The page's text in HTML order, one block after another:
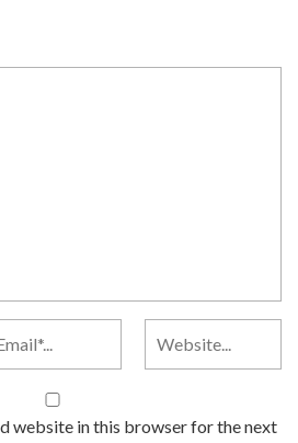
website in this browser for the next